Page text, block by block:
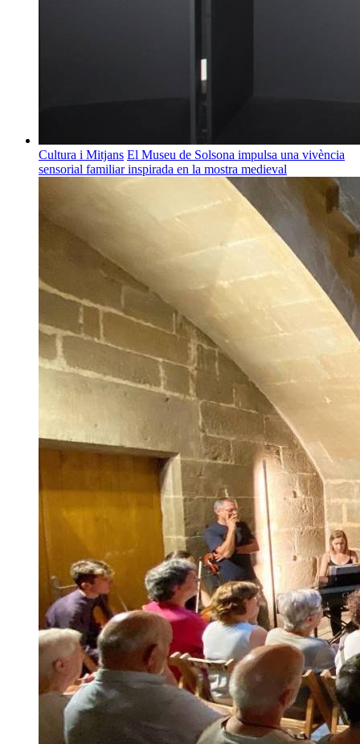
Cultura i Mitjans El Museu de Solsona impulsa una vivència
sensorial familiar inspirada en la mostra medieval